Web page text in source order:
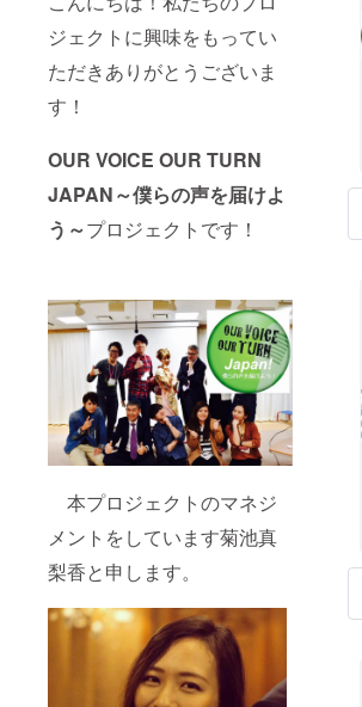
ジェクトに興味をもってい
ただきありがとうございま
す！
OUR VOICE OUR TURN
JAPAN～僕らの声を届けよ
う～プロジェクトです！
本プロジェクトのマネジ
メントをしています菊池真
梨香と申します。